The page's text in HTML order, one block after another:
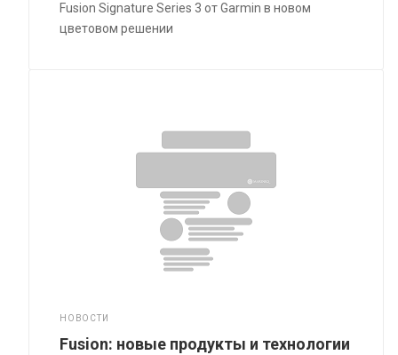
Fusion Signature Series 3 от Garmin в новом
цветовом решении
НОВОСТИ
Fusion: новые продукты и технологии